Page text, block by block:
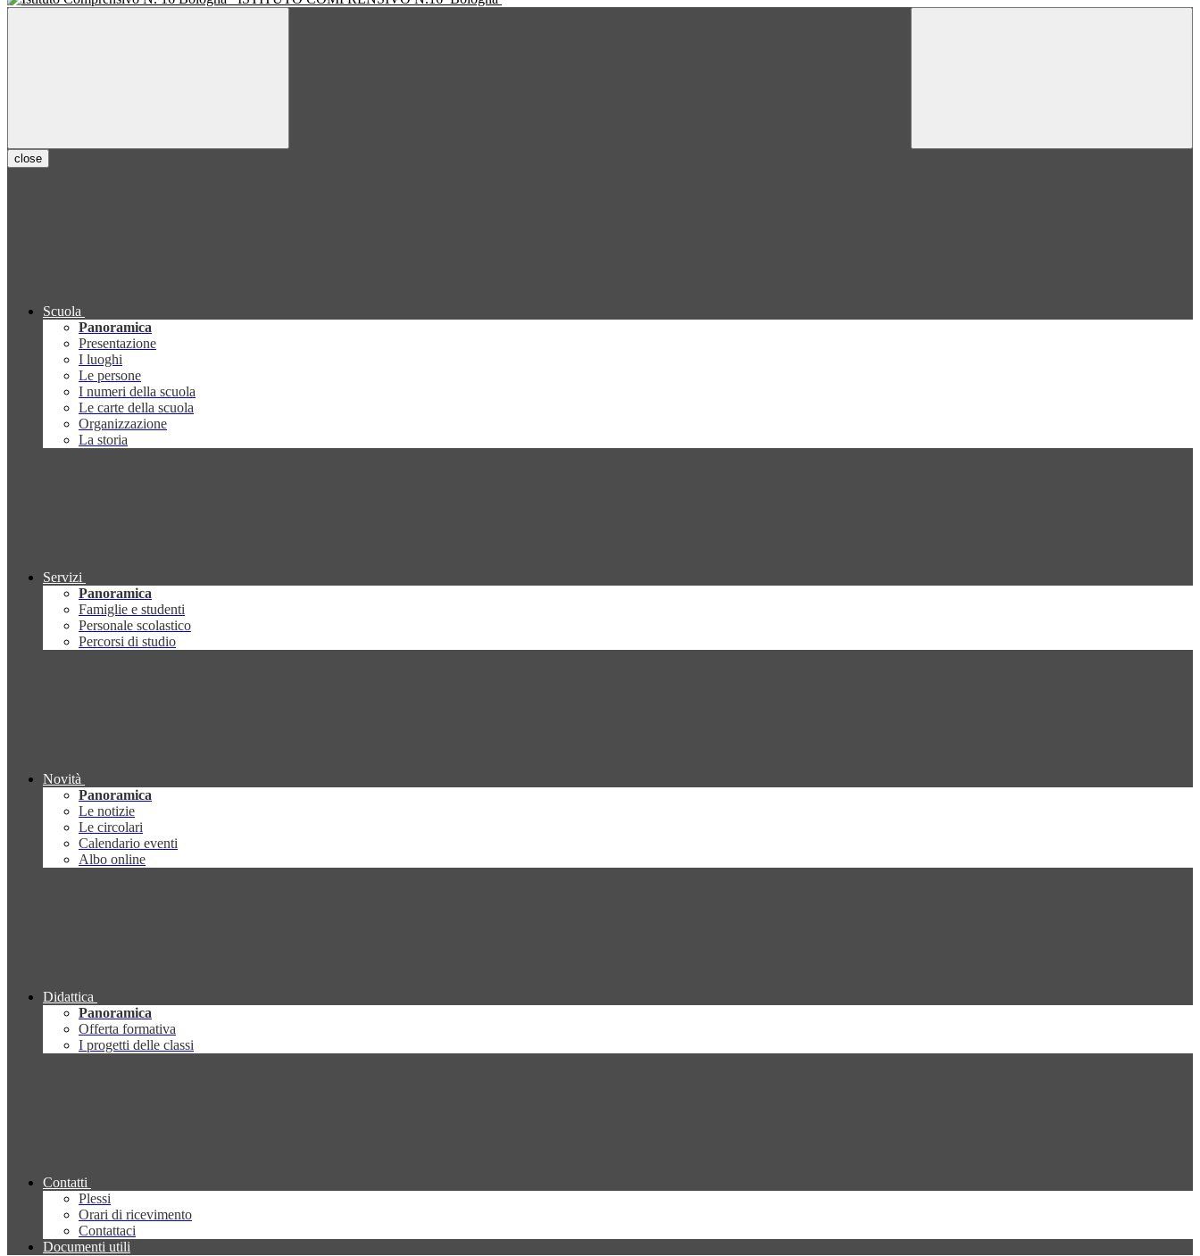
close
Scuola
Panoramica
Presentazione
I luoghi
Le persone
I numeri della scuola
Le carte della scuola
Organizzazione
La storia
Servizi
Panoramica
Famiglie e studenti
Personale scolastico
Percorsi di studio
Novità
Panoramica
Le notizie
Le circolari
Calendario eventi
Albo online
Didattica
Panoramica
Offerta formativa
I progetti delle classi
Contatti
Plessi
Orari di ricevimento
Contattaci
Documenti utili